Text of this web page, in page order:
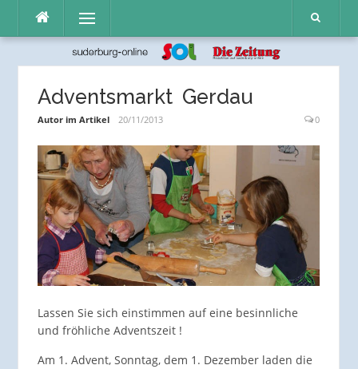
Inhalt
Menü
Adventsmarkt Gerdau
Autor im Artikel 20/11/2013 0
Lassen Sie sich einstimmen auf eine besinnliche
und fröhliche Adventszeit !
Am 1. Advent, Sonntag, dem 1. Dezember laden die